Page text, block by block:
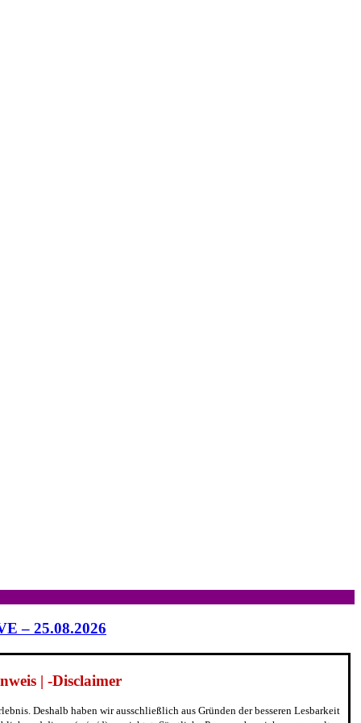
– 25.08.2026
| -Disclaimer
Deshalb haben wir ausschließlich aus Gründen der besseren Lesbarkeit